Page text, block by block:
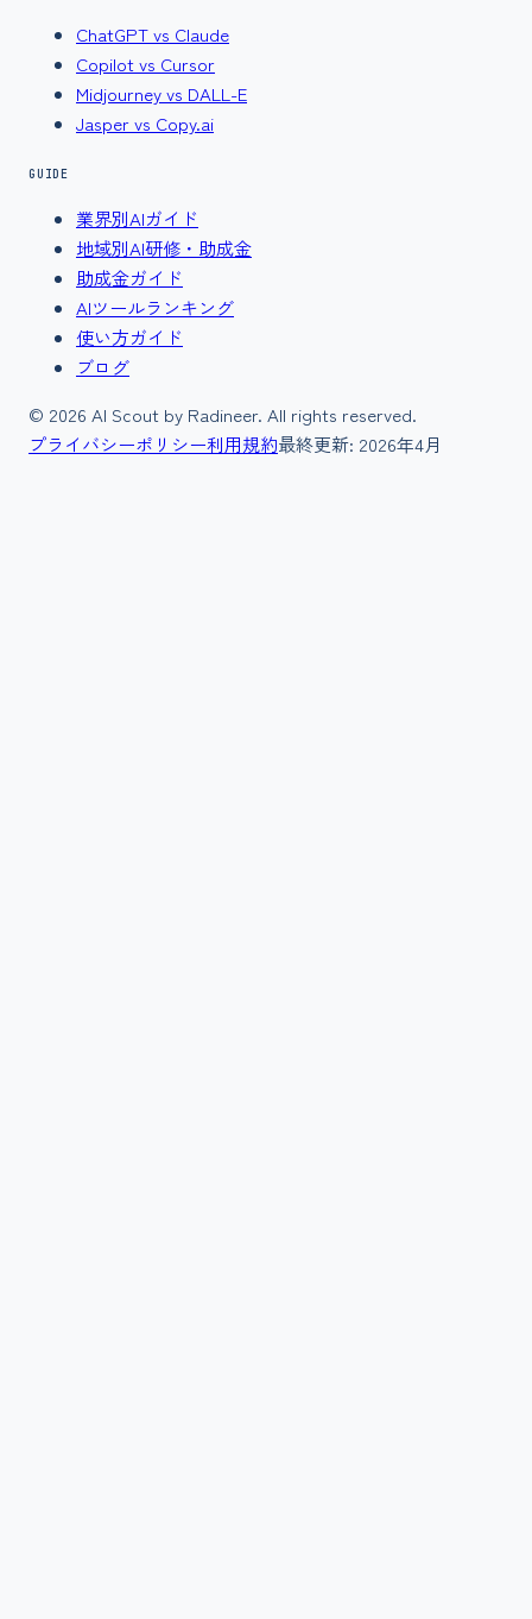
ChatGPT vs Claude
Copilot vs Cursor
Midjourney vs DALL-E
Jasper vs Copy.ai
GUIDE
業界別AIガイド
地域別AI研修・助成金
助成金ガイド
AIツールランキング
使い方ガイド
ブログ
© 2026 AI Scout by Radineer. All rights reserved.
プライバシーポリシー利用規約最終更新: 2026年4月